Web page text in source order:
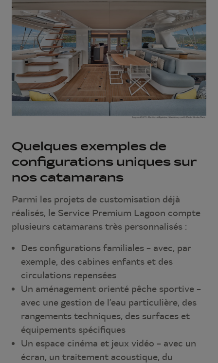
Quelques exemples de
configurations uniques sur
nos catamarans
Parmi les projets de customisation déjà
réalisés, le Service Premium Lagoon compte
plusieurs catamarans très personnalisés :
Des configurations familiales – avec, par
exemple, des cabines enfants et des
circulations repensées
Un aménagement orienté pêche sportive –
avec une gestion de l’eau particulière, des
rangements techniques, des surfaces et
équipements spécifiques
Un espace cinéma et jeux vidéo – avec un
écran, un traitement acoustique, du